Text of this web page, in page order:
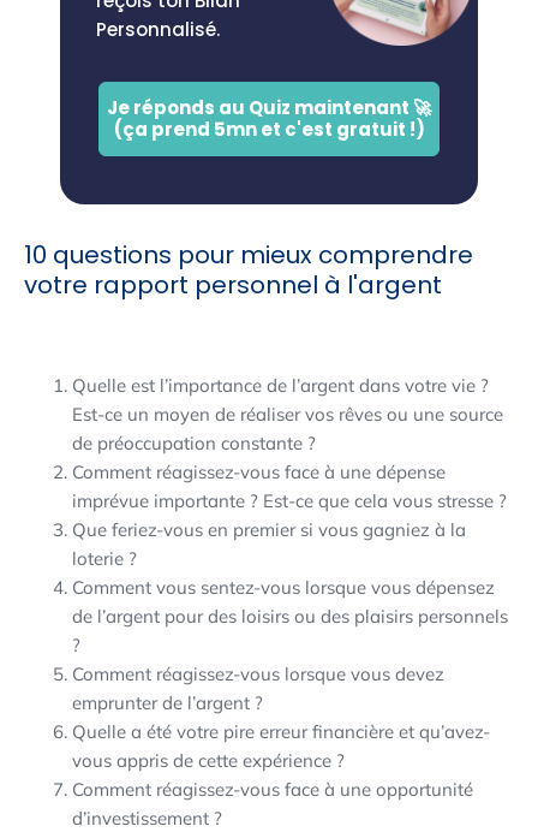
Personnalisé.
Je réponds au Quiz maintenant 🚀
(ça prend 5mn et c'est gratuit !)
10 questions pour mieux comprendre
votre rapport personnel à l'argent
Quelle est l’importance de l’argent dans votre vie ?
Est-ce un moyen de réaliser vos rêves ou une source
de préoccupation constante ?
Comment réagissez-vous face à une dépense
imprévue importante ? Est-ce que cela vous stresse ?
Que feriez-vous en premier si vous gagniez à la
loterie ?
Comment vous sentez-vous lorsque vous dépensez
de l’argent pour des loisirs ou des plaisirs personnels
?
Comment réagissez-vous lorsque vous devez
emprunter de l’argent ?
Quelle a été votre pire erreur financière et qu’avez-
vous appris de cette expérience ?
Comment réagissez-vous face à une opportunité
d’investissement ?